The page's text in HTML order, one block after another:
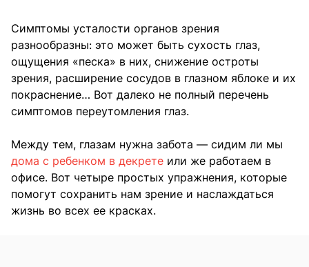
Симптомы усталости органов зрения
разнообразны: это может быть сухость глаз,
ощущения «песка» в них, снижение остроты
зрения, расширение сосудов в глазном яблоке и их
покраснение… Вот далеко не полный перечень
симптомов переутомления глаз.
Между тем, глазам нужна забота — сидим ли мы
дома с ребенком в декрете или же работаем в
офисе. Вот четыре простых упражнения, которые
помогут сохранить нам зрение и наслаждаться
жизнь во всех ее красках.